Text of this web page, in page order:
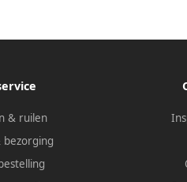
& ruilen
bezorging